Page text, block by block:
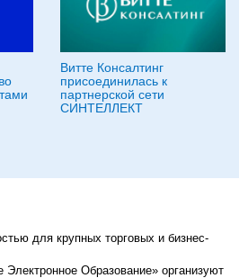
Витте Консалтинг
присоединилась к
партнерской сети
СИНТЕЛЛЕКТ
для крупных торговых и бизнес-
Образование» организуют